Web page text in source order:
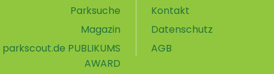
Parksuche
Magazin
parkscout.de PUBLIKUMS
AWARD
Kontakt
Datenschutz
AGB